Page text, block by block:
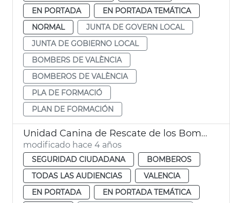
EN PORTADA
EN PORTADA TEMÁTICA
NORMAL
JUNTA DE GOVERN LOCAL
JUNTA DE GOBIERNO LOCAL
BOMBERS DE VALÈNCIA
BOMBEROS DE VALÈNCIA
PLA DE FORMACIÓ
PLAN DE FORMACIÓN
Unidad Canina de Rescate de los Bomberos
modificado hace 4 años
SEGURIDAD CIUDADANA
BOMBEROS
TODAS LAS AUDIENCIAS
VALENCIA
EN PORTADA
EN PORTADA TEMÁTICA